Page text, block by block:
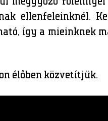
ellenfeleinknél.
így a mieinknek
élőben közvetítjük.